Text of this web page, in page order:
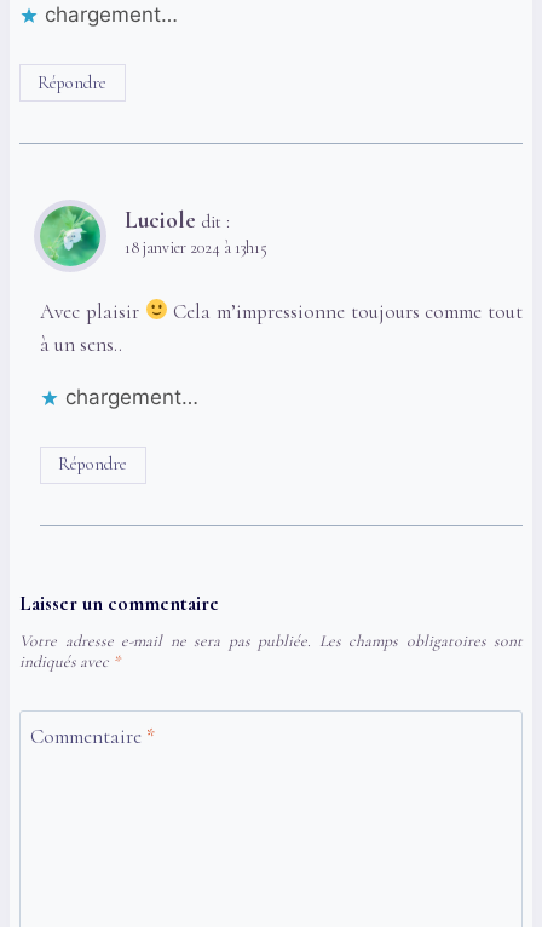
chargement…
Répondre
Luciole dit :
18 janvier 2024 à 13h15
Avec plaisir
Cela m’impressionne toujours comme tout
à un sens..
chargement…
Répondre
Laisser un commentaire
Votre adresse e-mail ne sera pas publiée. Les champs obligatoires sont
indiqués avec *
Commentaire *